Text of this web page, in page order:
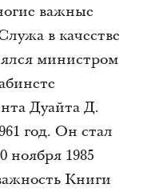
важные
в качестве
министром
Дуайта Д.
год. Он стал
ноября 1985
Книги